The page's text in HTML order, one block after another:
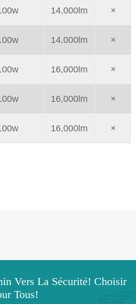
14,000lm ×
14,000lm ×
16,000lm ×
16,000lm ×
16,000lm ×
Vers La Sécurité! Choisir
Tous!